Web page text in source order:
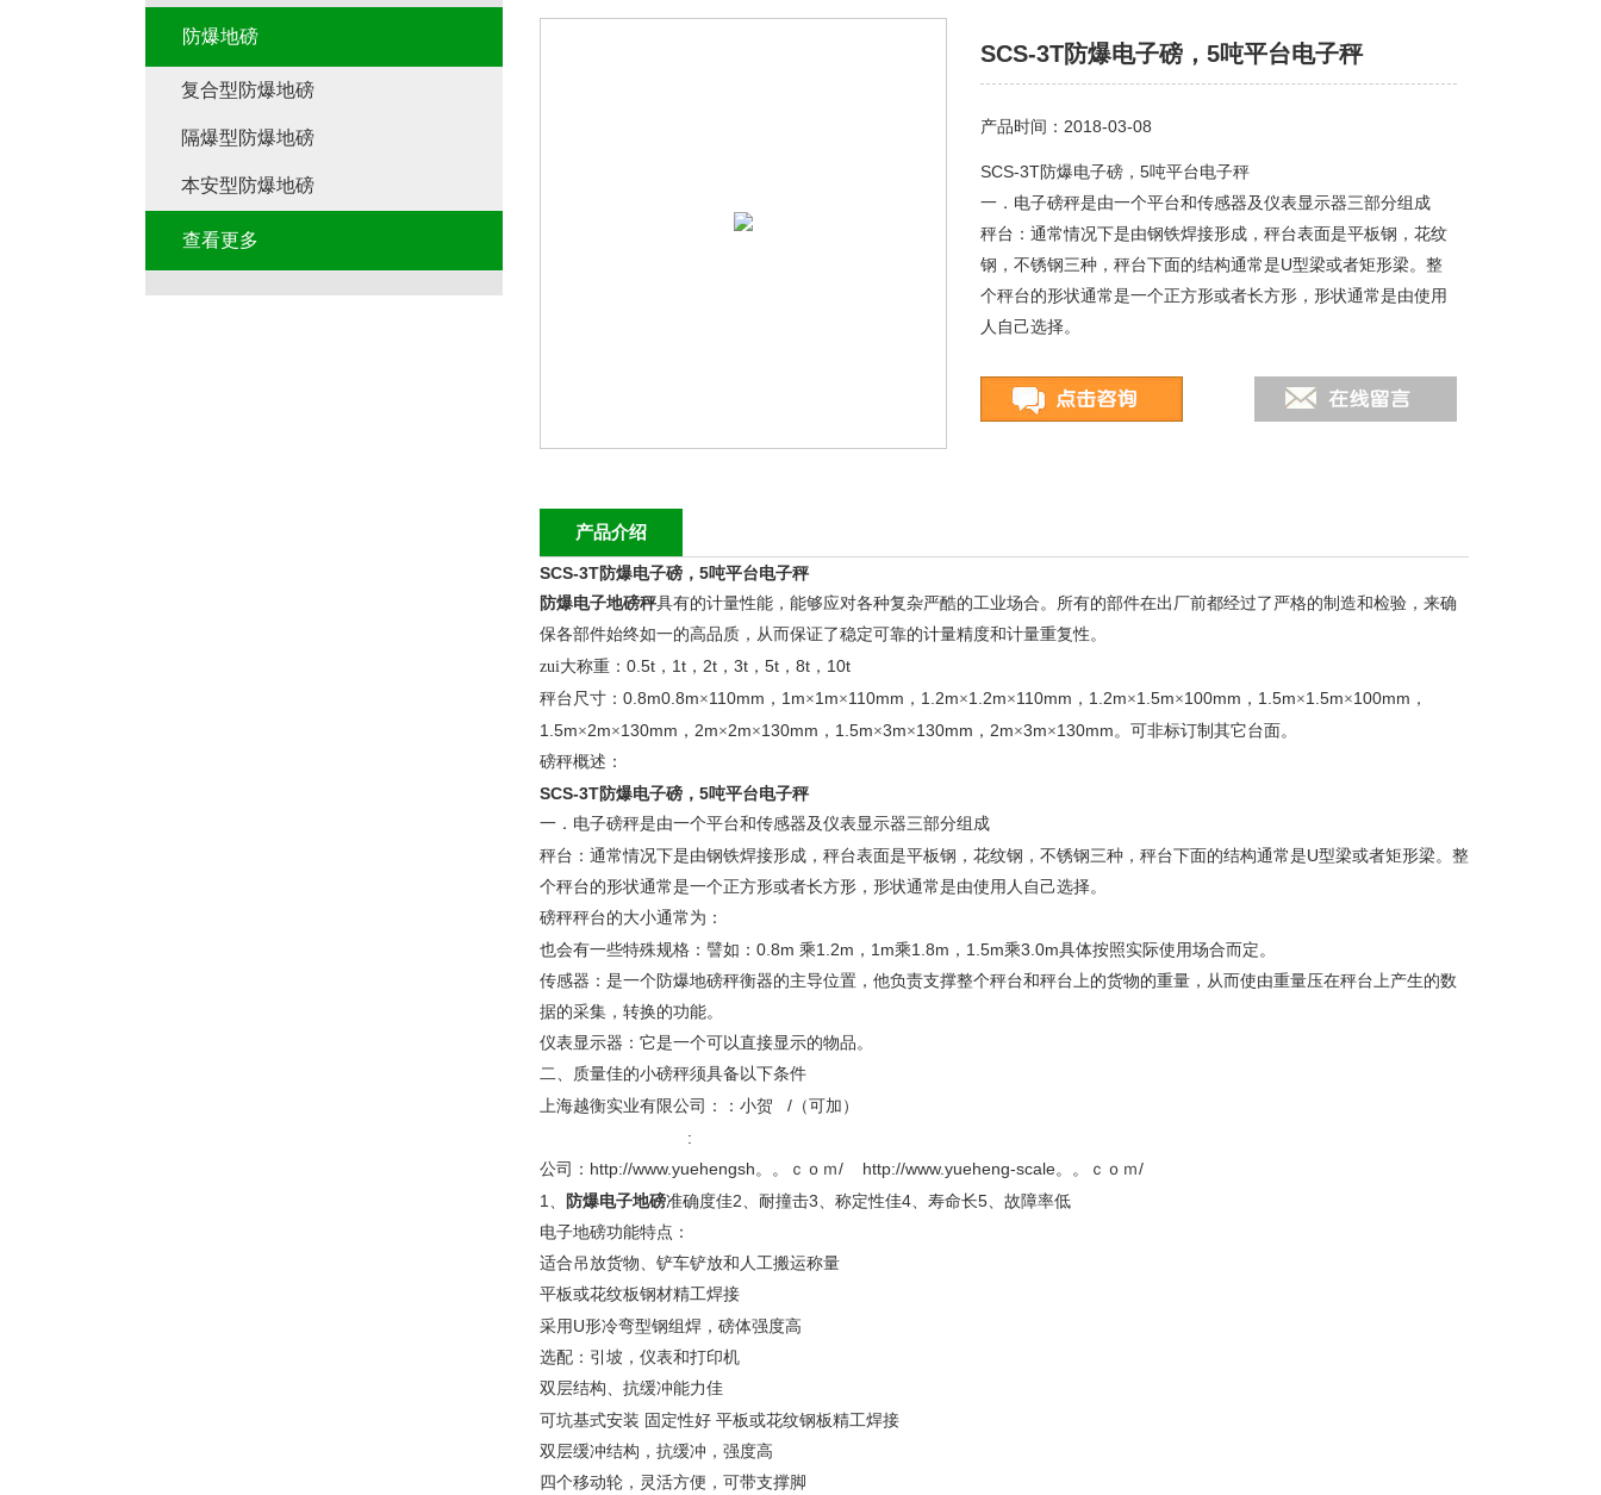
SCS-3T防爆电子磅，5吨平台电子秤
产品时间：2018-03-08
SCS-3T防爆电子磅，5吨平台电子秤
一．电子磅秤是由一个平台和传感器及仪表显示器三部分组成
秤台：通常情况下是由钢铁焊接形成，秤台表面是平板钢，花纹
钢，不锈钢三种，秤台下面的结构通常是U型梁或者矩形梁。整
个秤台的形状通常是一个正方形或者长方形，形状通常是由使用
人自己选择。
产品介绍
SCS-3T防爆电子磅，5吨平台电子秤
防爆电子地磅秤具有的计量性能，能够应对各种复杂严酷的工业场合。所有的部件在出厂前都经过了严格的制造和检验，来确
保各部件始终如一的高品质，从而保证了稳定可靠的计量精度和计量重复性。
zui大称重： 0.5t ， 1t ， 2t ， 3t ， 5t ， 8t ， 10t
秤台尺寸： 0.8m0.8m×110mm ， 1m×1m×110mm ， 1.2m×1.2m×110mm ， 1.2m×1.5m×100mm ， 1.5m×1.5m×100mm ，
1.5m×2m×130mm ， 2m×2m×130mm ， 1.5m×3m×130mm ， 2m×3m×130mm。可非标订制其它台面。
磅秤概述：
SCS-3T防爆电子磅，5吨平台电子秤
一．电子磅秤是由一个平台和传感器及仪表显示器三部分组成
秤台：通常情况下是由钢铁焊接形成，秤台表面是平板钢，花纹钢，不锈钢三种，秤台下面的结构通常是U型梁或者矩形梁。整
个秤台的形状通常是一个正方形或者长方形，形状通常是由使用人自己选择。
磅秤秤台的大小通常为：
也会有一些特殊规格：譬如： 0.8m 乘1.2m ， 1m乘1.8m ， 1.5m乘3.0m具体按照实际使用场合而定。
传感器：是一个防爆地磅秤衡器的主导位置，他负责支撑整个秤台和秤台上的货物的重量，从而使由重量压在秤台上产生的数
据的采集，转换的功能。
仪表显示器：它是一个可以直接显示的物品。
二、质量佳的小磅秤须具备以下条件
上海越衡实业有限公司：：小贺
/ （可加）
:
公司： http://www.yuehengsh。。ｃｏｍ/ http://www.yueheng-scale。。ｃｏｍ/
1 、 防爆电子地磅准确度佳2、耐撞击3、称定性佳4、寿命长5、故障率低
电子地磅功能特点：
适合吊放货物、铲车铲放和人工搬运称量
平板或花纹板钢材精工焊接
采用 U形冷弯型钢组焊，磅体强度高
选配：引坡，仪表和打印机
双层结构、抗缓冲能力佳
可坑基式安装 固定性好 平板或花纹钢板精工焊接
双层缓冲结构，抗缓冲，强度高
四个移动轮，灵活方便，可带支撑脚
防爆地磅
复合型防爆地磅
隔爆型防爆地磅
本安型防爆地磅
查看更多